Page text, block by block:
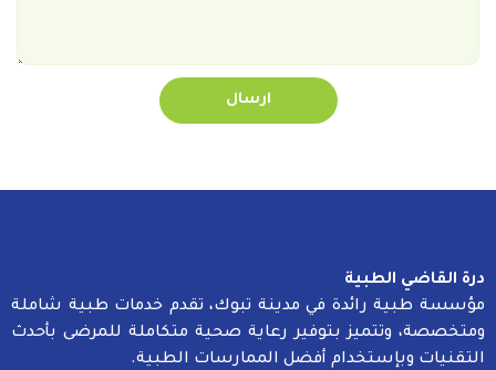
ارسال
درة القاضي الطبية
مؤسسة طبية رائدة في مدينة تبوك، تقدم خدمات طبية شاملة
ومتخصصة، وتتميز بتوفير رعاية صحية متكاملة للمرضى بأحدث
التقنيات وبإستخدام أفضل الممارسات الطبية.